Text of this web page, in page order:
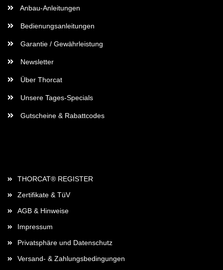
Anbau-Anleitungen
Bedienungsanleitungen
Garantie / Gewährleistung
Newsletter
Über Thorcat
Unsere Tages-Specials
Gutscheine & Rabattcodes
THORCAT® REGISTER
Zertifikate & TüV
AGB & Hinweise
Impressum
Privatsphäre und Datenschutz
Versand- & Zahlungsbedingungen